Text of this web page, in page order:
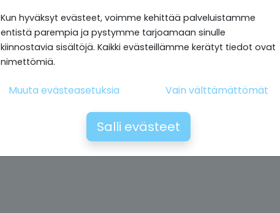
Kun hyväksyt evästeet, voimme kehittää palveluistamme
entistä parempia ja pystymme tarjoamaan sinulle
kiinnostavia sisältöjä. Kaikki evästeillämme kerätyt tiedot ovat
nimettömiä.
Muuta evästeasetuksia Vain välttämättömät
Salli evästeet